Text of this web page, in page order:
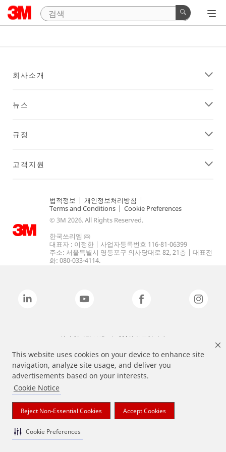
This website uses cookies on your device to enhance site
navigation, analyze site usage, and deliver you
advertisements based on your interests.
Cookie Notice
Reject Non-Essential Cookies Accept Cookies
Cookie Preferences
회사소개
뉴스
규정
고객지원
법적정보 | 개인정보처리방침 |
Terms and Conditions | Cookie Preferences
© 3M 2026. All Rights Reserved.
한국쓰리엠 ㈜
대표자 : 이정한 | 사업자등록번호 116-81-06399
주소: 서울특별시 영등포구 의사당대로 82, 21층 | 대표전
화: 080-033-4114.
상기 열거된 브랜드는 3M의 상표입니다.